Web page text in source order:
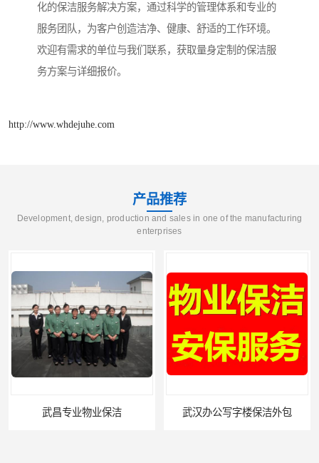
化的保洁服务解决方案，通过科学的管理体系和专业的
服务团队，为客户创造洁净、健康、舒适的工作环境。
欢迎有需求的单位与我们联系，获取量身定制的保洁服
务方案与详细报价。
http://www.whdejuhe.com
产品推荐
Development, design, production and sales in one of the manufacturing
enterprises
武汉办公写字楼保洁外包 武昌物业保洁公司